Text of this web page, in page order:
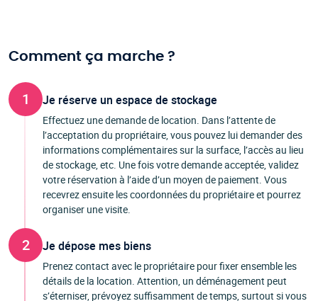
Comment ça marche ?
1 Je réserve un espace de stockage
Effectuez une demande de location. Dans l’attente de
l’acceptation du propriétaire, vous pouvez lui demander des
informations complémentaires sur la surface, l’accès au lieu
de stockage, etc. Une fois votre demande acceptée, validez
votre réservation à l’aide d’un moyen de paiement. Vous
recevrez ensuite les coordonnées du propriétaire et pourrez
organiser une visite.
2 Je dépose mes biens
Prenez contact avec le propriétaire pour fixer ensemble les
détails de la location. Attention, un déménagement peut
s’éterniser, prévoyez suffisamment de temps, surtout si vous